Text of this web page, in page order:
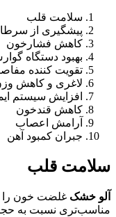
سلامت قلب
پیشگیری از
کاهش فشارخون
بهبود دستگاه
تقویت کننده
لاغری و کاهش
افزایش سیستم
کاهش قندخون
آرامش اعصاب
جبران کمبود آهن
سلامت قلب
آلو خشک غلضت خون را
مناسب‌تری نسبت به